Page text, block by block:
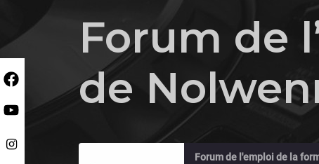
Forum de
de
Forum de l'emploi de la